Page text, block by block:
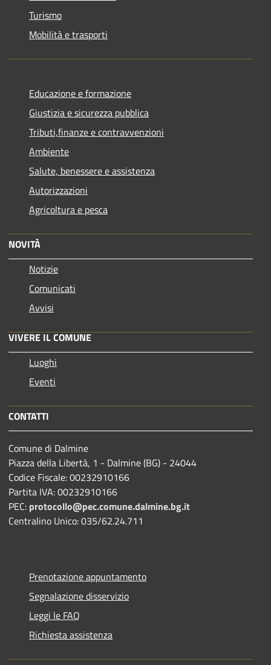
Turismo
Mobilità e trasporti
Educazione e formazione
Giustizia e sicurezza pubblica
Tributi,finanze e contravvenzioni
Ambiente
Salute, benessere e assistenza
Autorizzazioni
Agricoltura e pesca
NOVITÀ
Notizie
Comunicati
Avvisi
VIVERE IL COMUNE
Luoghi
Eventi
CONTATTI
Comune di Dalmine
Piazza della Libertà, 1 - Dalmine (BG) - 24044
Codice Fiscale: 00232910166
Partita IVA: 00232910166
PEC: protocollo@pec.comune.dalmine.bg.it
Centralino Unico: 035/62.24.711
Prenotazione appuntamento
Segnalazione disservizio
Leggi le FAQ
Richiesta assistenza